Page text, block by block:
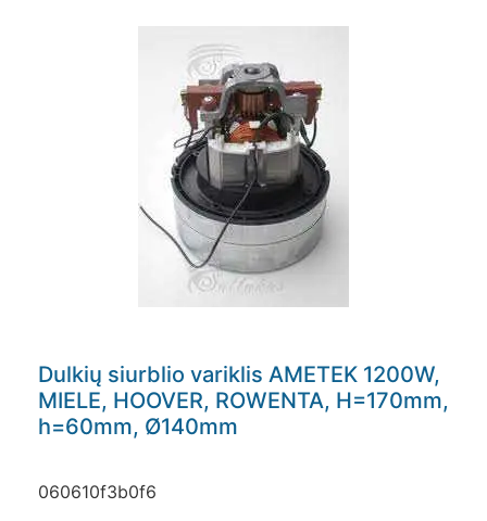
Dulkių siurblio variklis AMETEK 1200W,
MIELE, HOOVER, ROWENTA, H=170mm,
h=60mm, Ø140mm
060610f3b0f6